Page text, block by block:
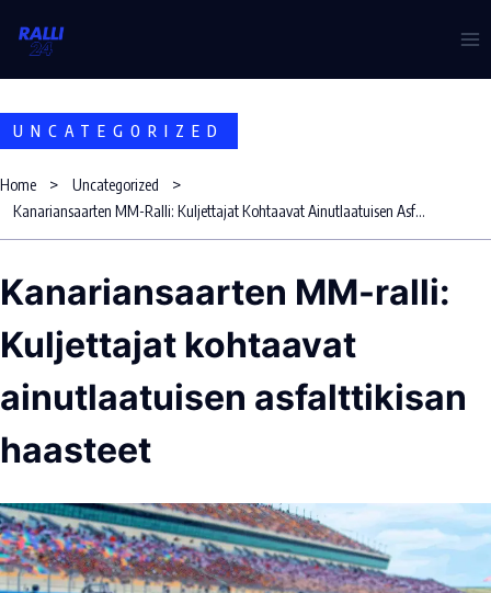
UNCATEGORIZED
Home
Uncategorized
Kanariansaarten MM-Ralli: Kuljettajat Kohtaavat Ainutlaatuisen Asfalttikisan Haasteet
Kanariansaarten MM-ralli:
Kuljettajat kohtaavat
ainutlaatuisen asfalttikisan
haasteet